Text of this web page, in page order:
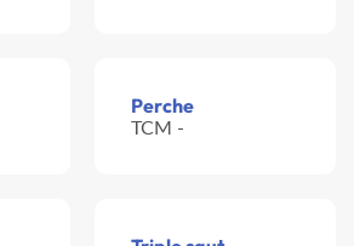
Perche
TCM -